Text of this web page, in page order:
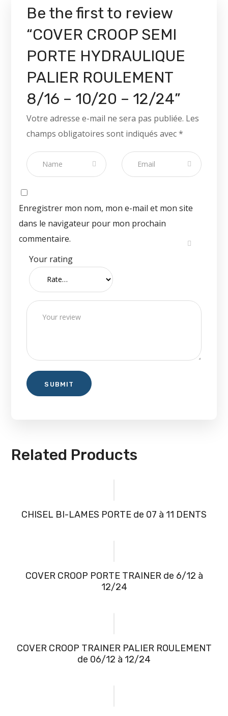
Be the first to review
“COVER CROOP SEMI
PORTE HYDRAULIQUE
PALIER ROULEMENT
8/16 – 10/20 – 12/24”
Votre adresse e-mail ne sera pas publiée. Les
champs obligatoires sont indiqués avec*
Enregistrer mon nom, mon e-mail et mon site
dans le navigateur pour mon prochain
commentaire.
Your rating
Related Products
CHISEL BI-LAMES PORTE de 07 à 11 DENTS
COVER CROOP PORTE TRAINER de 6/12 à
12/24
COVER CROOP TRAINER PALIER ROULEMENT
de 06/12 à 12/24